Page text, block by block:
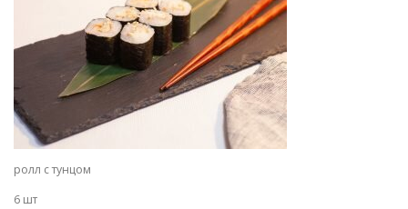
ролл с тунцом
6 шт